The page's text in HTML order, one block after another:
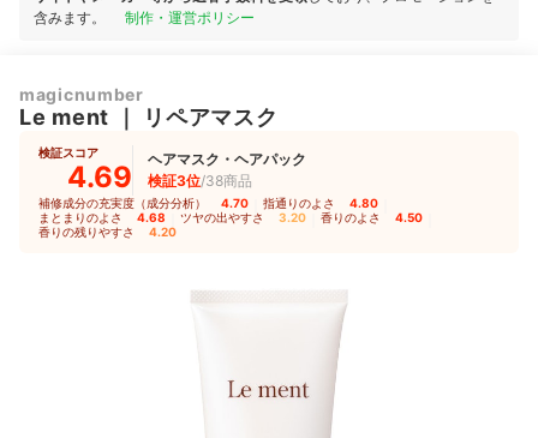
含みます。
制作・運営ポリシー
magicnumber
Le ment リペアマスク
検証スコア
4.69
ヘアマスク・ヘアパック
検証3位/38商品
補修成分の充実度（成分分析） 4.70 指通りのよさ 4.80
まとまりのよさ 4.68 ツヤの出やすさ 3.20 香りのよさ 4.50
香りの残りやすさ 4.20